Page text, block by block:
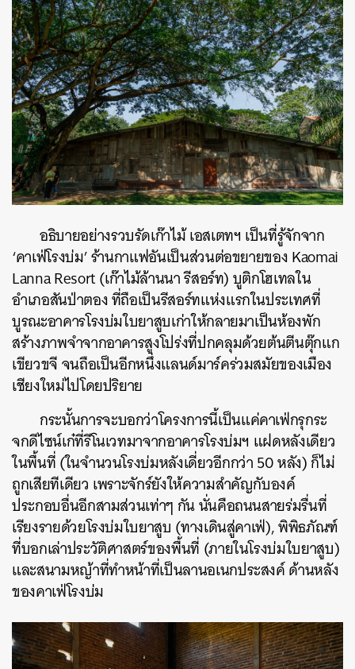
อธิบายอย่างรวบรัดเก๊าไม้ เอสเตทฯ เป็นที่รู้จักจาก
‘คาเฟ่โรงบ่ม’ ร้านกาแฟอันเป็นส่วนต่อขยายของ Kaomai
Lanna Resort (เก๊าไม้ล้านนา รีสอร์ท) บูติกโฮเทลใน
อำเภอสันป่าตอง ที่ถือเป็นรีสอร์ทแห่งแรกในประเทศที่
บูรณะอาคารโรงบ่มใบยาสูบเก่าให้กลายมาเป็นห้องพัก
สร้างภาพจำจากอาคารสูงโปร่งที่ปกคลุมด้วยต้นตีนตุ๊กแก
เขียวขจี จนถือเป็นอีกหนึ่งแลนด์มาร์คร่วมสมัยของเมือง
เชียงใหม่ไปโดยปริยาย
กระนั้นการจะบอกว่าโครงการนี้เป็นแค่คาเฟ่กรุกระ
จกดีไซน์เก๋ที่รีโนเวทมาจากอาคารโรงบ่มฯ แฝดหลังเดียว
ในพื้นที่ (ในจำนวนโรงบ่มหลังเดี่ยวอีกกว่า 50 หลัง) ก็ไม่
ถูกเสียทีเดียว เพราะจักร์ยังให้ความสำคัญกับองค์
ประกอบอื่นอีกสามส่วนเท่าๆ กัน นั่นคือถนนสายร่มรื่นที่
เรียงรายด้วยโรงบ่มใบยาสูบ (ทางเดินสู่คาเฟ่), พิพิธภัณฑ์
ที่บอกเล่าประวัติศาสตร์ของพื้นที่ (ภายในโรงบ่มใบยาสูบ)
และสนามหญ้าที่ทำหน้าที่เป็นลานอเนกประสงค์ ด้านหลัง
ของคาเฟ่โรงบ่ม